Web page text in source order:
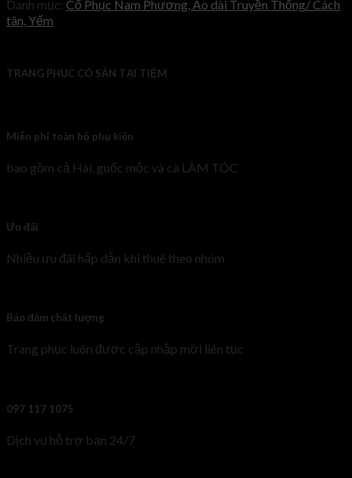
Danh mục: Cổ Phục Nam Phương, Áo dài Truyền Thống/ Cách
tân, Yếm
TRANG PHỤC CÓ SẴN TẠI TIỆM
Miễn phí toàn bộ phụ kiện
bao gồm cả Hài, guốc mộc và cà LÀM TÓC
Ưu đãi
Nhiều ưu đãi hấp dẫn khi thuê theo nhóm
Bảo đảm chất lượng
Trang phục luôn được cập nhập mới liên tục
097 117 1075
Dịch vụ hỗ trợ bạn 24/7